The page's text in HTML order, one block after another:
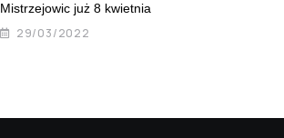
Mistrzejowic już 8 kwietnia
29/03/2022